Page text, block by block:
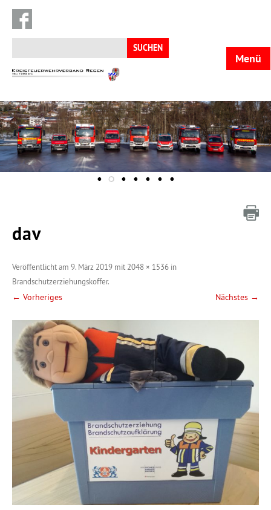
Suchen
nach:
KFV
Menü
dav
Veröffentlicht am 9. März 2019 mit 2048 × 1536 in
Brandschutzerziehungskoffer.
← Vorheriges Nächstes →